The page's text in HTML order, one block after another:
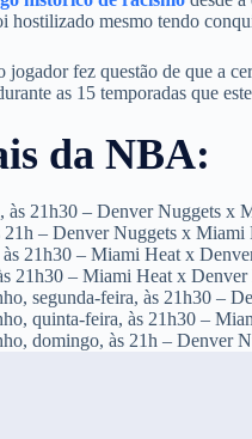
hostilizado mesmo tendo
jogador fez questão de que a
as 15 temporadas que
da NBA:
às 21h30 – Denver Nuggets x
– Denver Nuggets x Miami
21h30 – Miami Heat x
21h30 – Miami Heat x Denver
segunda-feira, às 21h30 –
quinta-feira, às 21h30 –
domingo, às 21h – Denver